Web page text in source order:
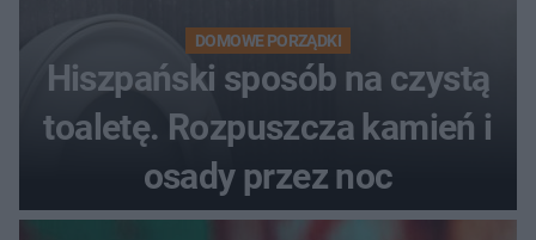
DOMOWE PORZĄDKI
Hiszpański sposób na czystą
toaletę. Rozpuszcza kamień i
osady przez noc